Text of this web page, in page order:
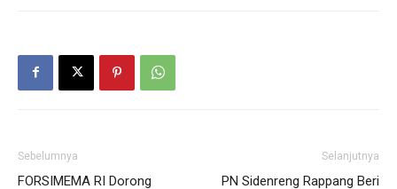
Sebelumnya
FORSIMEMA RI Dorong
Selanjutnya
PN Sidenreng Rappang Beri